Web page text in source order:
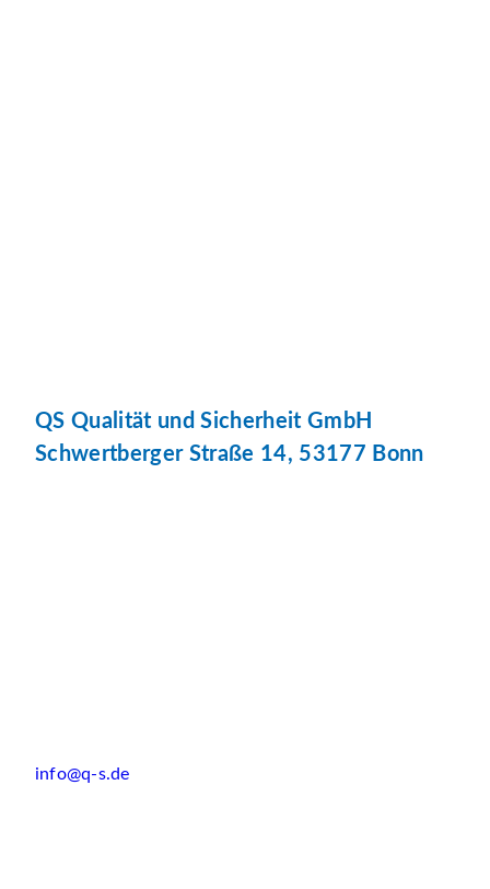
QS Qualität und Sicherheit GmbH
Schwertberger Straße 14, 53177 Bonn
info@q-s.de